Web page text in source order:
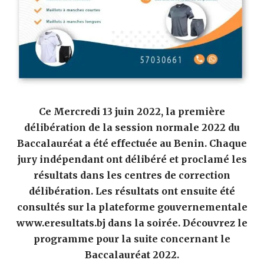
Ce Mercredi 13 juin 2022, la première
délibération de la session normale 2022 du
Baccalauréat a été effectuée au Benin. Chaque
jury indépendant ont délibéré et proclamé les
résultats dans les centres de correction
délibération. Les résultats ont ensuite été
consultés sur la plateforme gouvernementale
www.eresultats.bj dans la soirée. Découvrez le
programme pour la suite concernant le
Baccalauréat 2022.